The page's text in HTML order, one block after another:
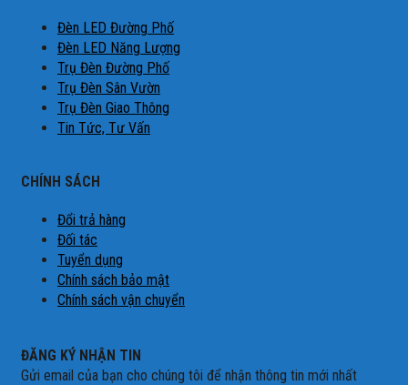
Đèn LED Đường Phố
Đèn LED Năng Lượng
Trụ Đèn Đường Phố
Trụ Đèn Sân Vườn
Trụ Đèn Giao Thông
Tin Tức, Tư Vấn
CHÍNH SÁCH
Đổi trả hàng
Đối tác
Tuyển dụng
Chính sách bảo mật
Chính sách vận chuyển
ĐĂNG KÝ NHẬN TIN
Gửi email của bạn cho chúng tôi để nhận thông tin mới nhất